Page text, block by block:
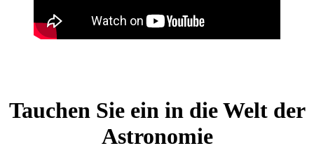
Tauchen Sie ein in die Welt der
Astronomie